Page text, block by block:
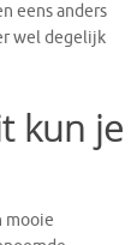
eens anders
wel degelijk
kun je
mooie